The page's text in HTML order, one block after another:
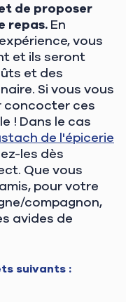
de proposer
repas. En
vous
et ils seront
et des
Si vous vous
concocter ces
! Dans le cas
de l'épicerie
les dès
Que vous
pour votre
compagnon,
avides de
suivants :